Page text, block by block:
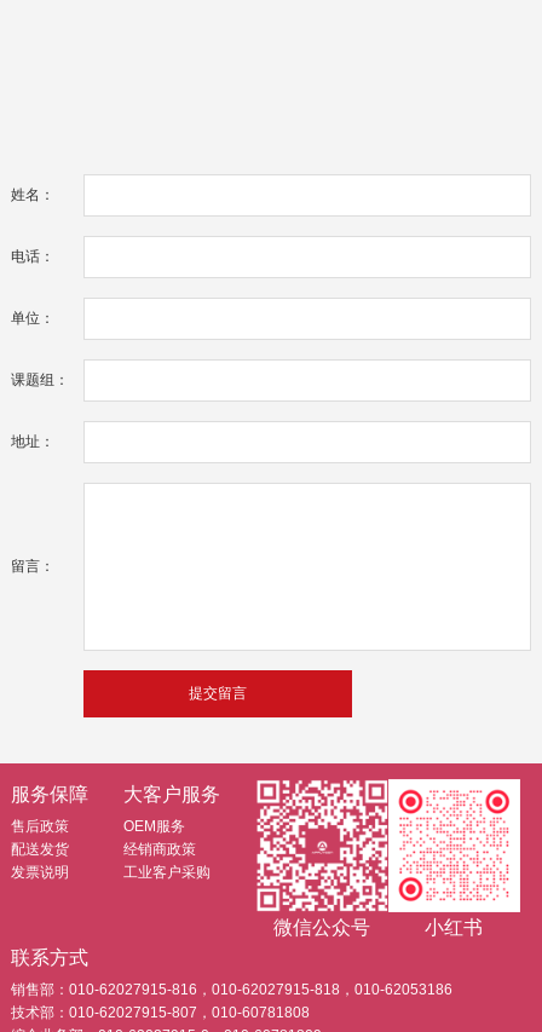
姓名：
电话：
单位：
课题组：
地址：
留言：
服务保障
售后政策
配送发货
发票说明
大客户服务
OEM服务
经销商政策
工业客户采购
微信公众号
小红书
联系方式
销售部：010-62027915-816，010-62027915-818，010-62053186
技术部：010-62027915-807，010-60781808